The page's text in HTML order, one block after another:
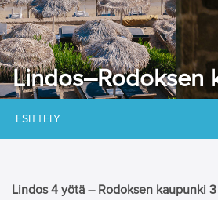
Lindos–Rodoksen
ESITTELY
Lindos 4 yötä – Rodoksen kaupunki